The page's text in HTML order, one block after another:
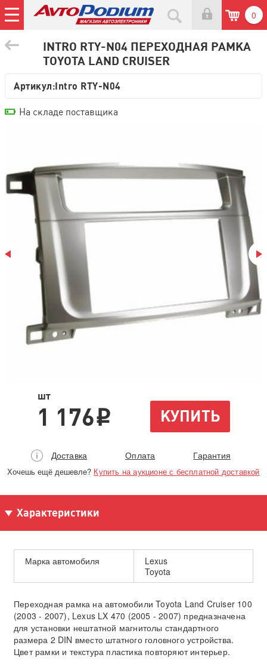
0
INTRO RTY-N04 ПЕРЕХОДНАЯ РАМКА
TOYOTA LAND CRUISER
Артикул:Intro RTY-N04
шт
1 176i КУПИТЬ
Доставка Оплата Гарантия
Хочешь ещё дешевле? Купить на аукционе с бесплатной доставкой
На складе поставщика
Характеристики
Марка автомобиля
Lexus
Toyota
Переходная рамка на автомобили Toyota Land Cruiser 100
(2003 - 2007), Lexus LX 470 (2005 - 2007) предназначена
для установки нештатной магнитолы стандартного
размера 2 DIN вместо штатного головного устройства.
Цвет рамки и текстура пластика повторяют интерьер.